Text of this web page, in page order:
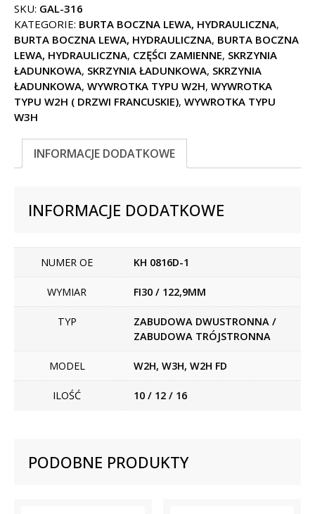
SKU: GAL-316
KATEGORIE: BURTA BOCZNA LEWA, HYDRAULICZNA,
BURTA BOCZNA LEWA, HYDRAULICZNA, BURTA BOCZNA
LEWA, HYDRAULICZNA, CZĘŚCI ZAMIENNE, SKRZYNIA
ŁADUNKOWA, SKRZYNIA ŁADUNKOWA, SKRZYNIA
ŁADUNKOWA, WYWROTKA TYPU W2H, WYWROTKA
TYPU W2H ( DRZWI FRANCUSKIE), WYWROTKA TYPU
W3H
INFORMACJE DODATKOWE
INFORMACJE DODATKOWE
NUMER OE KH 0816D-1
WYMIAR FI30 / 122,9MM
TYP
ZABUDOWA DWUSTRONNA /
ZABUDOWA TRÓJSTRONNA
MODEL W2H, W3H, W2H FD
ILOŚĆ 10 / 12 / 16
PODOBNE PRODUKTY